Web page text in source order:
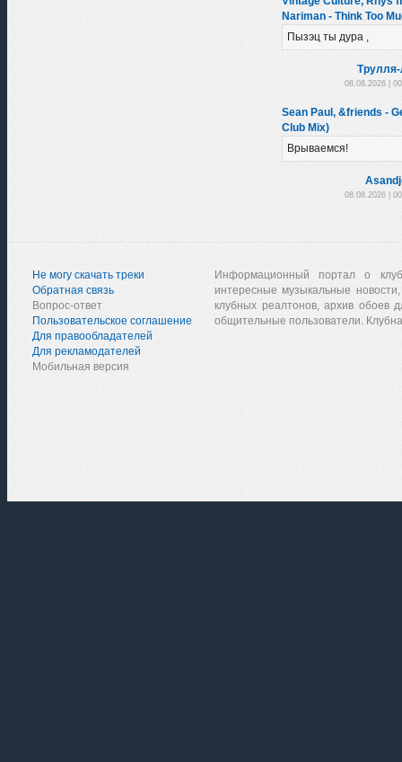
Nariman - Think Too
Пызэц ты дура ,
08.08.2026 |
Sean Paul, &friends -
Club Mix)
Врываемся!
08.08.2026 |
Не могу скачать треки
Обратная связь
Вопрос-ответ
Пользовательское соглашение
Для правообладателей
Для рекламодателей
Мобильная версия
Информационный портал о
интересные музыкальные
клубных реалтонов, архив обоев
общительные пользователи.